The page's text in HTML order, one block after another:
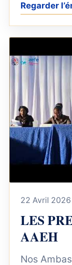
quelques
Regarder
22 Avril 2026
LES
AAEH
Nos